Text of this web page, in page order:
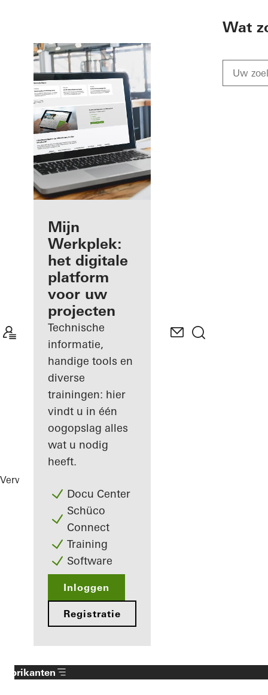
Voordelen voor
u als
geregistreerd
gevelfabrikant
Ontdek
Mijn
Werkplek
Mijn
Werkplek:
het digitale
platform
voor uw
projecten
Technische
informatie,
handige tools en
diverse
trainingen: hier
vindt u in één
oogopslag alles
wat u nodig
heeft.
Docu Center
Schüco
Connect
Training
Software
Inloggen
Registratie
Wat
Verwerkers
Fabrikanten